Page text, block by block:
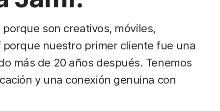
son creativos, móviles,
nuestro primer cliente fue una
más de 20 años después. Tenemos
y una conexión genuina con